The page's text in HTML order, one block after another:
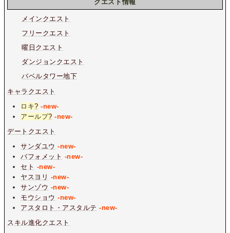
クエスト情報
メインクエスト
フリークエスト
曜日クエスト
ダンジョンクエスト
バベルタワー地下
キャラクエスト
ロキ? -new-
アールプ? -new-
デートクエスト
サンダユウ -new-
バフォメット -new-
セト -new-
ヤスヨリ -new-
サンゾウ -new-
モウショウ -new-
アスタロト・アスタルテ -new-
スキル進化クエスト